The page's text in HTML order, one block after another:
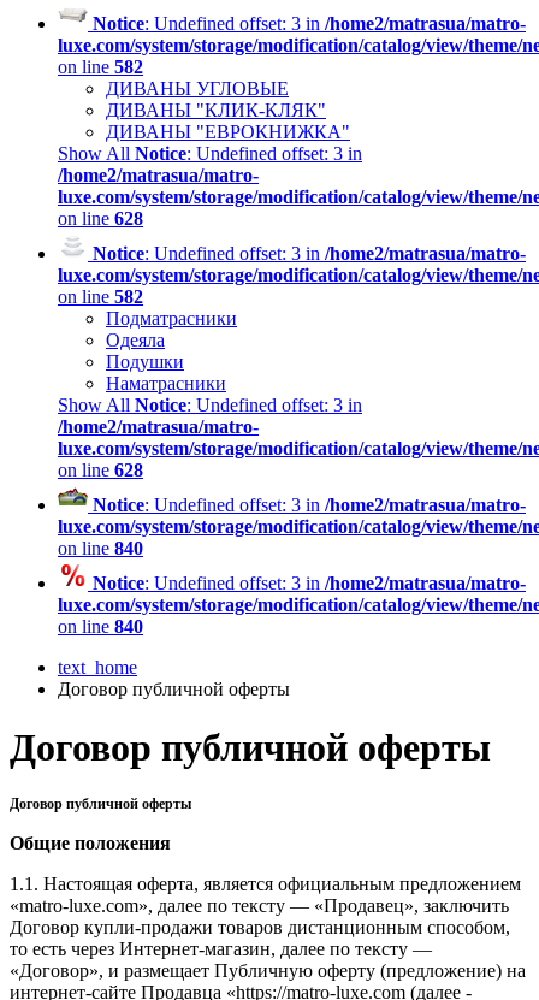
Notice: Undefined offset: 3 in /home2/matrasua/matro-
luxe.com/system/storage/modification/catalog/view/theme/
on line 582
ДИВАНЫ УГЛОВЫЕ
ДИВАНЫ "КЛИК-КЛЯК"
ДИВАНЫ "ЕВРОКНИЖКА"
Show All Notice: Undefined offset: 3 in
/home2/matrasua/matro-
luxe.com/system/storage/modification/catalog/view/theme/
on line 628
Notice: Undefined offset: 3 in /home2/matrasua/matro-
luxe.com/system/storage/modification/catalog/view/theme/
on line 582
Подматрасники
Одеяла
Подушки
Наматрасники
Show All Notice: Undefined offset: 3 in
/home2/matrasua/matro-
luxe.com/system/storage/modification/catalog/view/theme/
on line 628
Notice: Undefined offset: 3 in /home2/matrasua/matro-
luxe.com/system/storage/modification/catalog/view/theme/
on line 840
Notice: Undefined offset: 3 in /home2/matrasua/matro-
luxe.com/system/storage/modification/catalog/view/theme/
on line 840
text_home
Договор публичной оферты
Договор публичной оферты
Договор публичной оферты
Общие положения
1.1. Настоящая оферта, является официальным предложением
«matro-luxe.com», далее по тексту — «Продавец», заключить
Договор купли-продажи товаров дистанционным способом,
то есть через Интернет-магазин, далее по тексту —
«Договор», и размещает Публичную оферту (предложение) на
интернет-сайте Продавца «https://matro-luxe.com (далее -